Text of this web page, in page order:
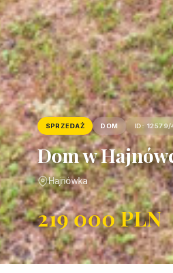
SPRZEDAŻ DOM ID:
Dom w
Hajnówka
219 000 PLN